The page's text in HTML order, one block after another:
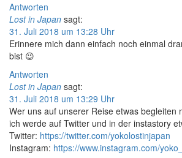
Antworten
Lost in Japan sagt:
31. Juli 2018 um 13:28 Uhr
Erinnere mich dann einfach noch einmal
bist 😉
Antworten
Lost in Japan sagt:
31. Juli 2018 um 13:29 Uhr
Wer uns auf unserer Reise etwas begleiten
ich werde auf Twitter und in der instastory
Twitter: https://twitter.com/yokolostinjapan
Instagram: https://www.instagram.com/